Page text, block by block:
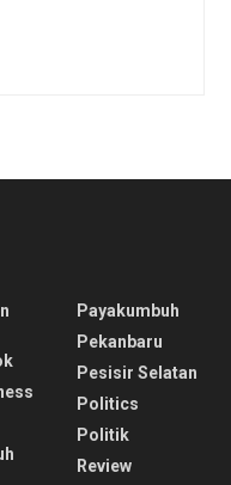
Payakumbuh
Pekanbaru
Pesisir Selatan
Politics
Politik
Review